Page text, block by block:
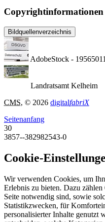
Copyrightinformationen
Bildquellenverzeichnis
AdobeStock -
Landratsamt Kelheim
CMS, © 2026 digitalfabriX
Seitenanfang
30
3857--382982543-0
Cookie-
Wir verwenden Cookies, um
Erlebnis zu bieten. Dazu
Seite notwendig sind, sowie
Statistikzwecken, für
personalisierter Inhalte genutzt